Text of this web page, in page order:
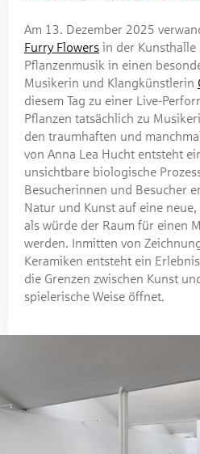
Am 13. Dezember 2025
Furry Flowers in der Kunsthalle
Pflanzenmusik in einen
Musikerin und Klangkünstlerin
diesem Tag zu einer Live-
Pflanzen tatsächlich zu
den traumhaften und
von Anna Lea Hucht entsteht
unsichtbare biologische
Besucherinnen und Besucher
Natur und Kunst auf eine neue,
als würde der Raum für einen
werden. Inmitten von
Keramiken entsteht ein
die Grenzen zwischen Kunst
spielerische Weise öffnet.